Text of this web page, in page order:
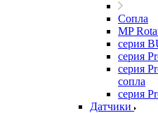
Сопла
MP
серия
серия
серия
сопла
серия
Датчики